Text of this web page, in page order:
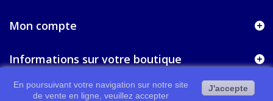
Mon compte
Informations sur votre boutique
En poursuivant votre navigation sur notre site
de vente en ligne, veuillez accepter
J'accepte